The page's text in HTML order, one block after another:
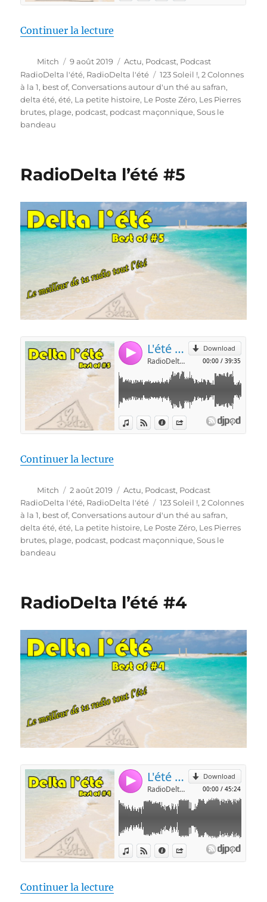
Continuer la lecture
Auteur
Mitch
Publié
le
9 août 2019 Catégories
Actu, Podcast, Podcast
RadioDelta l'été, RadioDelta l'été Étiquettes
123 Soleil !,2 Colonnes
à la 1, best of,Conversations autour d'un thé au safran,
delta été,été, La petite histoire, Le Poste Zéro, Les Pierres
brutes, plage, podcast, podcast maçonnique,Sous le
bandeau
RadioDelta l’été #5
Continuer la lecture
Auteur
Mitch
Publié
le
2 août 2019 Catégories
Actu, Podcast, Podcast
RadioDelta l'été, RadioDelta l'été Étiquettes
123 Soleil !,2 Colonnes
à la 1, best of,Conversations autour d'un thé au safran,
delta été,été, La petite histoire, Le Poste Zéro, Les Pierres
brutes, plage, podcast, podcast maçonnique,Sous le
bandeau
RadioDelta l’été #4
Continuer la lecture